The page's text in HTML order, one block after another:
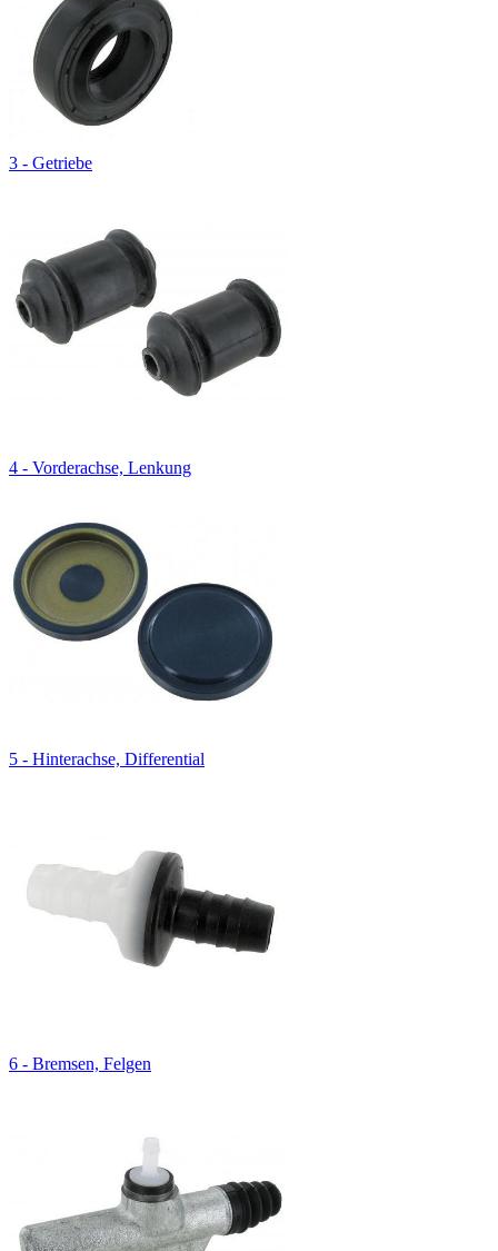
3 - Getriebe
4 - Vorderachse, Lenkung
5 - Hinterachse, Differential
6 - Bremsen, Felgen